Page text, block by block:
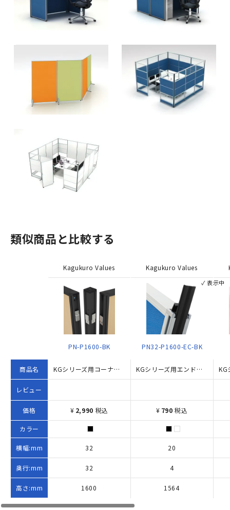
類似商品と比較する
商品名
レビュー
価格
カラー
横幅:mm
奥行:mm
高さ:mm
Kagukuro Values
PN-P1600-BK
✓ 表示中
KGシリーズ用コーナーポール ブラック H1600
¥ 2,990 税込
32
32
1600
Kagukuro Values
PN32-P1600-EC-BK
KGシリーズ用エンドカバー H1600
¥ 790 税込
20
4
1564